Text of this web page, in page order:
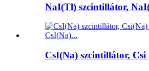
NaI(Tl) szcintillátor,
CsI(Na) szcintillátor, Csi